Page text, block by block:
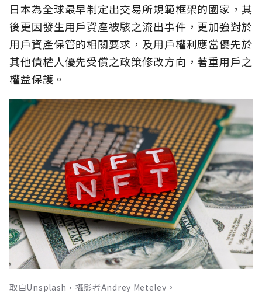
日本為全球最早制定出交易所規範框架的國家，其
後更因發生用戶資產被駭之流出事件，更加強對於
用戶資產保管的相關要求，及用戶權利應當優先於
其他債權人優先受償之政策修改方向，著重用戶之
權益保護。
取自Unsplash，攝影者Andrey Metelev。